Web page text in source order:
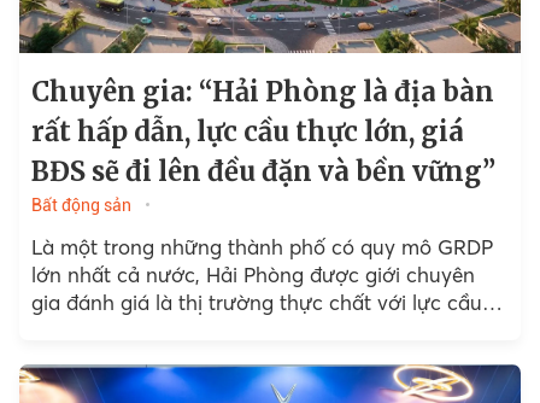
Chuyên gia: “Hải Phòng là địa bàn
rất hấp dẫn, lực cầu thực lớn, giá
BĐS sẽ đi lên đều đặn và bền vững”
Bất động sản
Là một trong những thành phố có quy mô GRDP
lớn nhất cả nước, Hải Phòng được giới chuyên
gia đánh giá là thị trường thực chất với lực cầu